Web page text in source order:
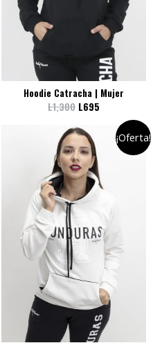
Hoodie Catracha | Mujer
L1,300 L695
¡Oferta!